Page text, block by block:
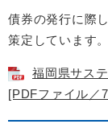
債券の発行に際
策定しています。
福岡県サス
[PDFファイル／